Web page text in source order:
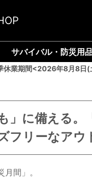
サバイバル・防災用
休業期間<2026年8月8日
」に備える。
フリーなアウ
間」。